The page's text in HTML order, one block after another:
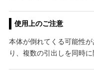
使用上のご注意
本体が倒れてくる可能性
り、複数の引出しを同時